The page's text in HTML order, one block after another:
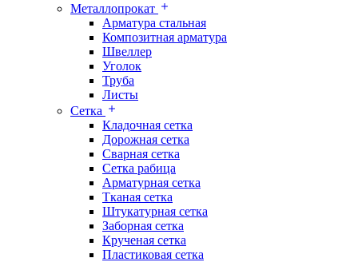
Металлопрокат
Арматура стальная
Композитная арматура
Швеллер
Уголок
Труба
Листы
Сетка
Кладочная сетка
Дорожная сетка
Сварная сетка
Сетка рабица
Арматурная сетка
Тканая сетка
Штукатурная сетка
Заборная сетка
Крученая сетка
Пластиковая сетка